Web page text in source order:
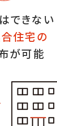
できない
住宅の
が可能